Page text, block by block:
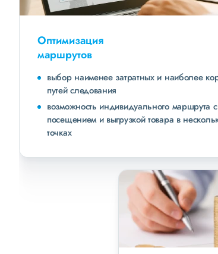
Оптимизация
маршрутов
выбор наименее затратных и наиболее
путей следования
возможность индивидуального маршрута с
посещением и выгрузкой товара в
точках